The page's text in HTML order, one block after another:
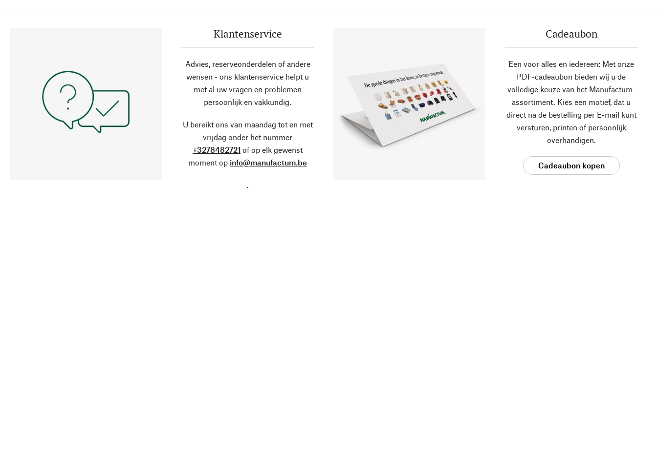
Klantenservice
Advies, reserveonderdelen of andere
wensen - ons klantenservice helpt u
met al uw vragen en problemen
persoonlijk en vakkundig.
U bereikt ons van maandag tot en met
vrijdag onder het nummer
+3278482721 of op elk gewenst
moment op info@manufactum.be
.
Cadeaubon
Een voor alles en iedereen: Met onze
PDF-cadeaubon bieden wij u de
volledige keuze van het Manufactum-
assortiment. Kies een motief, dat u
direct na de bestelling per E-mail kunt
versturen, printen of persoonlijk
overhandigen.
Cadeaubon kopen